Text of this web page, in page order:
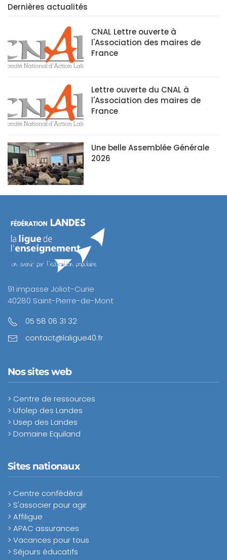
Dernières actualités
CNAL Lettre ouverte à
l'Association des maires de
France
Lettre ouverte du CNAL à
l'Association des maires de
France
Une belle Assemblée Générale
2026
91 impasse Joliot-Curie
40280 Saint-Pierre-de-Mont
05 58 06 31 32
contact@laligue40.fr
Nos sites web
> Centre de ressources
> Ufolep des Landes
> Usep des Landes
> Domaine Equiland
Sites nationaux
> Centre confédéral
> S'associer pour agir
> Affiligue
> APAC assurances
> Vacances pour tous
> Séjours éducatifs